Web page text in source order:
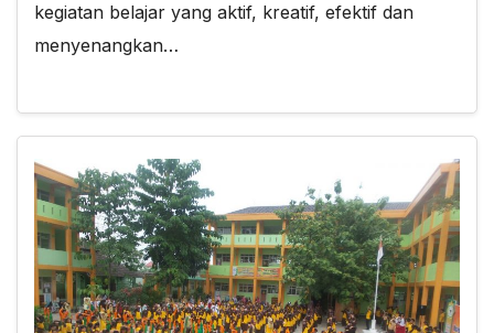
kegiatan belajar yang aktif, kreatif, efektif dan
menyenangkan…